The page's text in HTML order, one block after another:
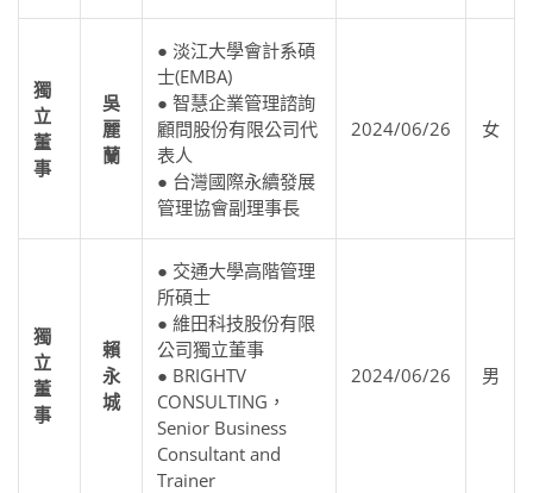
獨
立
董
事
吳
麗
蘭
● 淡江大學會計系碩
士(EMBA)
● 智慧企業管理諮詢
顧問股份有限公司代
表人
● 台灣國際永續發展
管理協會副理事長
2024/06/26 女
獨
立
董
事
賴
永
城
● 交通大學高階管理
所碩士
● 維田科技股份有限
公司獨立董事
● BRIGHTV
CONSULTING，
Senior Business
Consultant and
Trainer
2024/06/26 男